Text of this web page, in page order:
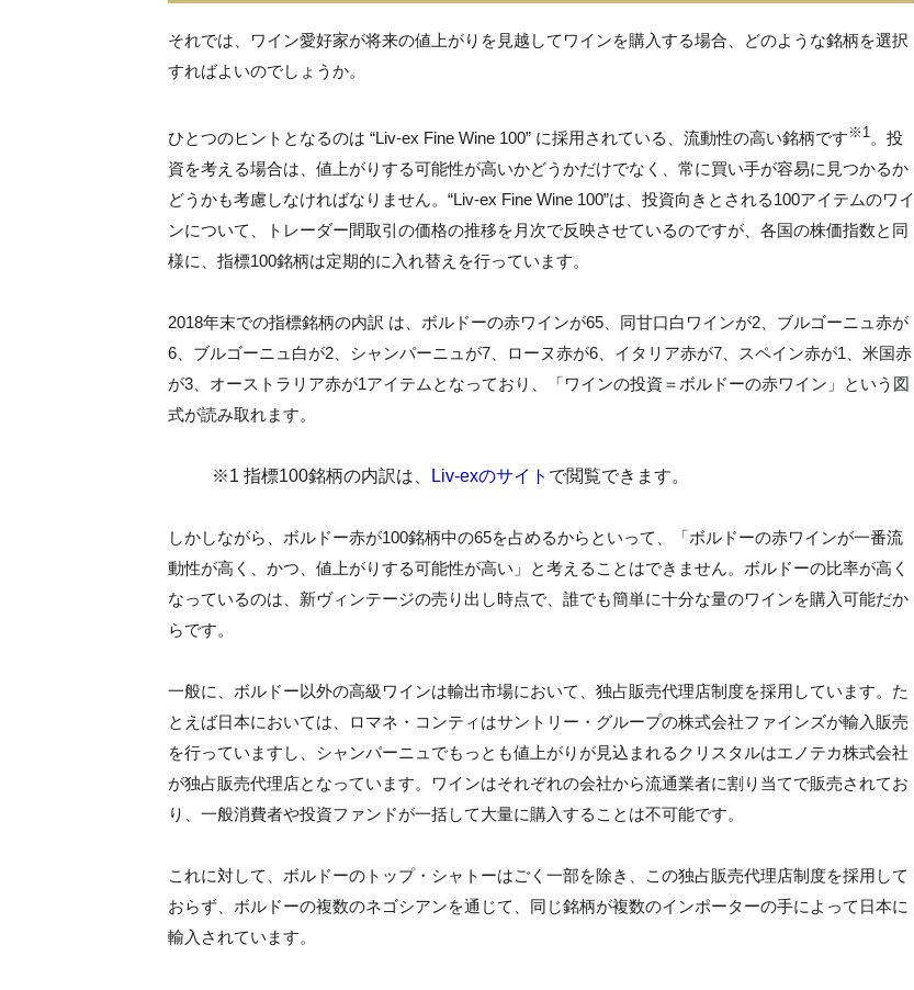
それでは、ワイン愛好家が将来の値上がりを見越してワインを購入する場合、どのような銘柄を選択
すればよいのでしょうか。
ひとつのヒントとなるのは “Liv-ex Fine Wine 100” に採用されている、流動性の高い銘柄です ※1。投
資を考える場合は、値上がりする可能性が高いかどうかだけでなく、常に買い手が容易に見つかるか
どうかも考慮しなければなりません。“Liv-ex Fine Wine 100”は、投資向きとされる100アイテムのワイ
ンについて、トレーダー間取引の価格の推移を月次で反映させているのですが、各国の株価指数と同
様に、指標100銘柄は定期的に入れ替えを行っています。
2018年末での指標銘柄の内訳 は、ボルドーの赤ワインが65、同甘口白ワインが2、ブルゴーニュ赤が
6、ブルゴーニュ白が2、シャンパーニュが7、ローヌ赤が6、イタリア赤が7、スペイン赤が1、米国赤
が3、オーストラリア赤が1アイテムとなっており、「ワインの投資＝ボルドーの赤ワイン」という図
式が読み取れます。
※1 指標100銘柄の内訳は、 Liv-exのサイト で閲覧できます。
しかしながら、ボルドー赤が100銘柄中の65を占めるからといって、「ボルドーの赤ワインが一番流
動性が高く、かつ、値上がりする可能性が高い」と考えることはできません。ボルドーの比率が高く
なっているのは、新ヴィンテージの売り出し時点で、誰でも簡単に十分な量のワインを購入可能だか
らです。
一般に、ボルドー以外の高級ワインは輸出市場において、独占販売代理店制度を採用しています。た
とえば日本においては、ロマネ・コンティはサントリー・グループの株式会社ファインズが輸入販売
を行っていますし、シャンパーニュでもっとも値上がりが見込まれるクリスタルはエノテカ株式会社
が独占販売代理店となっています。ワインはそれぞれの会社から流通業者に割り当てで販売されてお
り、一般消費者や投資ファンドが一括して大量に購入することは不可能です。
これに対して、ボルドーのトップ・シャトーはごく一部を除き、この独占販売代理店制度を採用して
おらず、ボルドーの複数のネゴシアンを通じて、同じ銘柄が複数のインポーターの手によって日本に
輸入されています。